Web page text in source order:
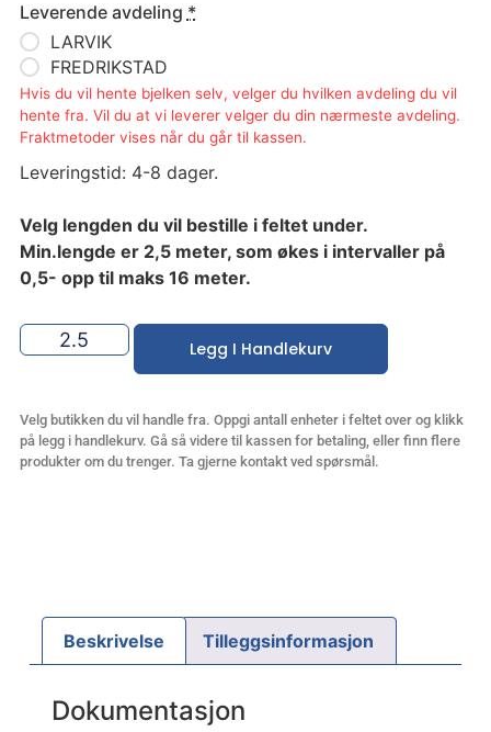
Leverende avdeling *
LARVIK
FREDRIKSTAD
Hvis du vil hente bjelken selv, velger du hvilken avdeling du vil
hente fra. Vil du at vi leverer velger du din nærmeste avdeling.
Fraktmetoder vises når du går til kassen.
Leveringstid: 4-8 dager.
Velg lengden du vil bestille i feltet under.
Min.lengde er 2,5 meter, som økes i intervaller på
0,5- opp til maks 16 meter.
Legg I Handlekurv
Velg butikken du vil handle fra. Oppgi antall enheter i feltet over og klikk
på legg i handlekurv. Gå så videre til kassen for betaling, eller finn flere
produkter om du trenger. Ta gjerne kontakt ved spørsmål.
Beskrivelse Tilleggsinformasjon
Dokumentasjon